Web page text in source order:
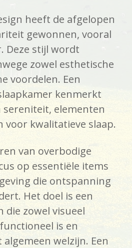
heeft de afgelopen
gewonnen, vooral
Deze stijl wordt
zowel esthetische
voordelen. Een
kenmerkt
elementen
voor kwalitatieve slaap.
van overbodige
op essentiële items
die ontspanning
Het doel is een
die zowel visueel
is en
welzijn. Een